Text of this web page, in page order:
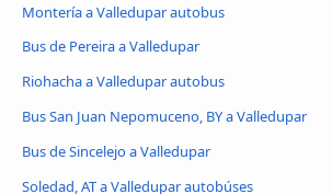
Montería a Valledupar autobus
Bus de Pereira a Valledupar
Riohacha a Valledupar autobus
Bus San Juan Nepomuceno, BY a Valledupar
Bus de Sincelejo a Valledupar
Soledad, AT a Valledupar autobúses